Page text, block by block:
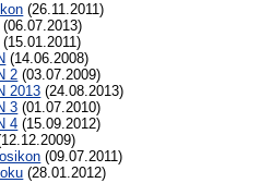
(26.11.2011)
(06.07.2013)
(15.01.2011)
(14.06.2008)
2 (03.07.2009)
2013 (24.08.2013)
3 (01.07.2010)
4 (15.09.2012)
(09.07.2011)
(28.01.2012)